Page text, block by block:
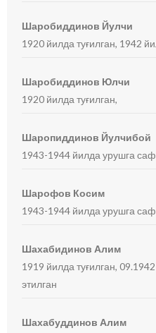
Шаробиддинов Йулчи
1920 йилда туғилган, 1942
Шаробиддинов Юлчи
1920 йилда туғилган,
Шаропиддинов Йулчибой
1943-1944 йилда урушга
Шарофов Косим
1943-1944 йилда урушга
Шахабидинов Алим
1919 йилда туғилган,
этилган
Шахабуддинов Алим